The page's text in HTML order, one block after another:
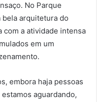
No Parque
bela arquitetura do
com a atividade intensa
em um
embora haja pessoas
aguardando,